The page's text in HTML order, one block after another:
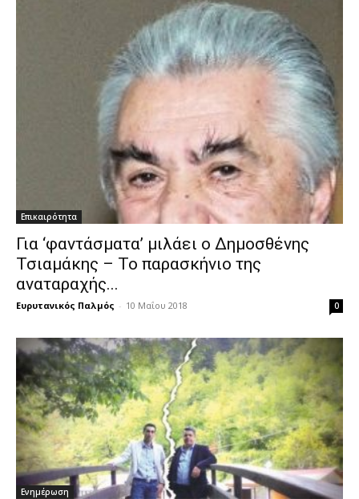
Επικαιρότητα
Για ‘φαντάσματα’ μιλάει ο Δημοσθένης
Τσιαμάκης – Το παρασκήνιο της
αναταραχής...
Ευρυτανικός Παλμός - 10 Μαΐου 2018 0
Ενημέρωση